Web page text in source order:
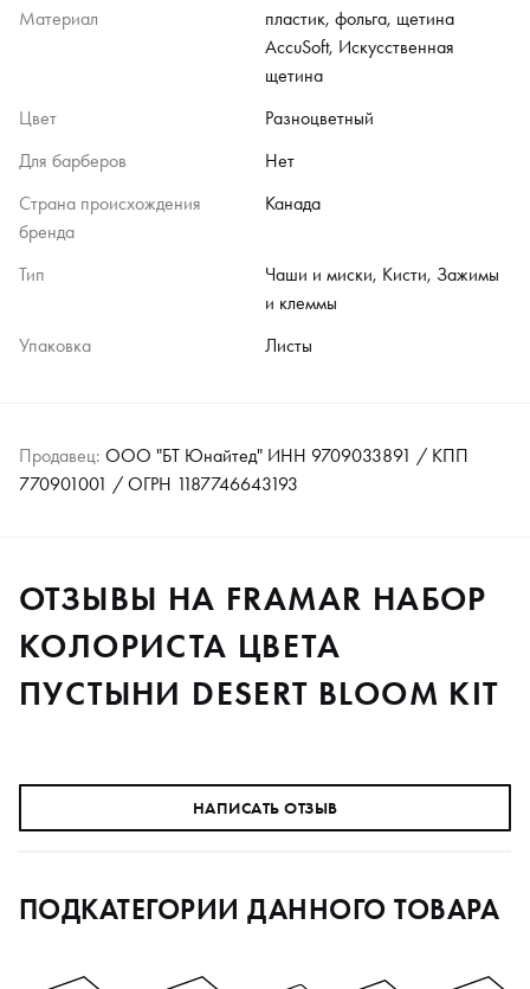
Материал
пластик, фольга, щетина
AccuSoft, Искусственная
щетина
Цвет
Разноцветный
Для барберов
Нет
Страна происхождения
бренда
Канада
Тип
Чаши и миски, Кисти, Зажимы
и клеммы
Упаковка
Листы
Продавец: ООО "БТ Юнайтед" ИНН 9709033891 / КПП
770901001 / ОГРН 1187746643193
ОТЗЫВЫ НА FRAMAR НАБОР
КОЛОРИСТА ЦВЕТА
ПУСТЫНИ DESERT BLOOM KIT
НАПИСАТЬ ОТЗЫВ
ПОДКАТЕГОРИИ ДАННОГО ТОВАРА